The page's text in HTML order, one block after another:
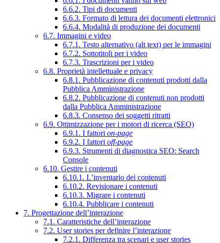
6.6.2. Tipi di documenti
6.6.3. Formato di lettura dei documenti elettronici
6.6.4. Modalità di produzione dei documenti
6.7. Immagini e video
6.7.1. Testo alternativo (alt text) per le immagini
6.7.2. Sottotitoli per i video
6.7.3. Trascrizioni per i video
6.8. Proprietà intellettuale e privacy
6.8.1. Pubblicazione di contenuti prodotti dalla
Pubblica Amministrazione
6.8.2. Pubblicazione di contenuti non prodotti
dalla Pubblica Amministrazione
6.8.3. Consenso dei soggetti ritratti
6.9. Ottimizzazione per i motori di ricerca (SEO)
6.9.1. I fattori on-page
6.9.2. I fattori off-page
6.9.3. Strumenti di diagnostica SEO: Search
Console
6.10. Gestire i contenuti
6.10.1. L’inventario dei contenuti
6.10.2. Revisionare i contenuti
6.10.3. Migrare i contenuti
6.10.4. Pubblicare i contenuti
7. Progettazione dell’interazione
7.1. Caratteristiche dell’interazione
7.2. User stories per definire l’interazione
7.2.1. Differenza tra scenari e user stories